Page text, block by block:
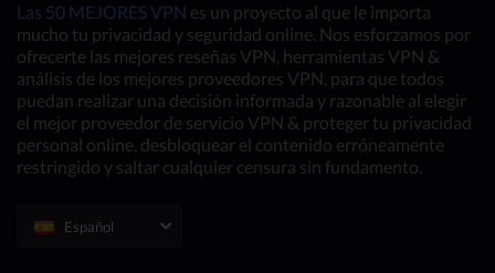
Las 50 MEJORES VPN es un proyecto al que le importa
mucho tu privacidad y seguridad online. Nos esforzamos por
ofrecerte las mejores reseñas VPN, herramientas VPN &
análisis de los mejores proveedores VPN, para que todos
puedan realizar una decisión informada y razonable al elegir
el mejor proveedor de servicio VPN & proteger tu privacidad
personal online, desbloquear el contenido erróneamente
restringido y saltar cualquier censura sin fundamento.
Español